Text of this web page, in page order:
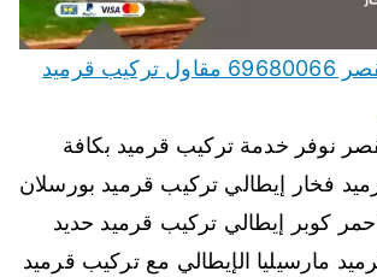
تركيب قرميد القصر 69680066 مقاول تركيب قرميد
نوفر خدمة تركيب قرميد بكافة
فخار إيطالي تركيب قرميد بورسلان
كوبر إيطالي تركيب قرميد حديد
مارسيليا الإيطالي مع تركيب قرميد